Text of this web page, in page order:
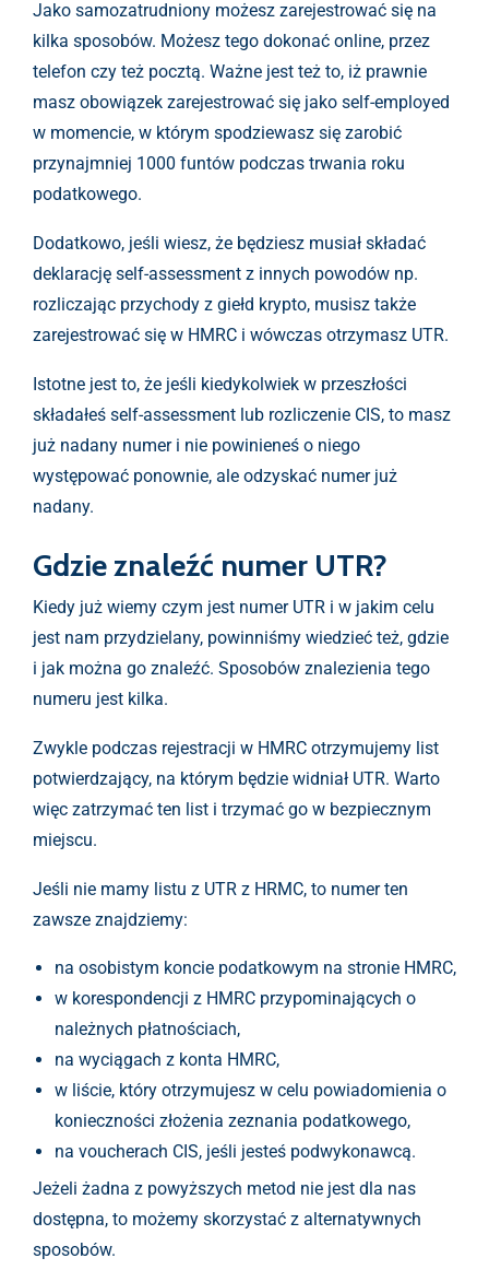
Jako samozatrudniony możesz zarejestrować się na
kilka sposobów. Możesz tego dokonać online, przez
telefon czy też pocztą. Ważne jest też to, iż prawnie
masz obowiązek zarejestrować się jako self-employed
w momencie, w którym spodziewasz się zarobić
przynajmniej 1000 funtów podczas trwania roku
podatkowego.
Dodatkowo, jeśli wiesz, że będziesz musiał składać
deklarację self-assessment z innych powodów np.
rozliczając przychody z giełd krypto, musisz także
zarejestrować się w HMRC i wówczas otrzymasz UTR.
Istotne jest to, że jeśli kiedykolwiek w przeszłości
składałeś self-assessment lub rozliczenie CIS, to masz
już nadany numer i nie powinieneś o niego
występować ponownie, ale odzyskać numer już
nadany.
Gdzie znaleźć numer UTR?
Kiedy już wiemy czym jest numer UTR i w jakim celu
jest nam przydzielany, powinniśmy wiedzieć też, gdzie
i jak można go znaleźć. Sposobów znalezienia tego
numeru jest kilka.
Zwykle podczas rejestracji w HMRC otrzymujemy list
potwierdzający, na którym będzie widniał UTR. Warto
więc zatrzymać ten list i trzymać go w bezpiecznym
miejscu.
Jeśli nie mamy listu z UTR z HRMC, to numer ten
zawsze znajdziemy:
na osobistym koncie podatkowym na stronie HMRC,
w korespondencji z HMRC przypominających o
należnych płatnościach,
na wyciągach z konta HMRC,
w liście, który otrzymujesz w celu powiadomienia o
konieczności złożenia zeznania podatkowego,
na voucherach CIS, jeśli jesteś podwykonawcą.
Jeżeli żadna z powyższych metod nie jest dla nas
dostępna, to możemy skorzystać z alternatywnych
sposobów.